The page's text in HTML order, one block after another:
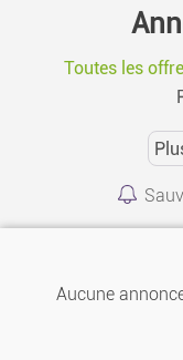
Toutes les
Aucune